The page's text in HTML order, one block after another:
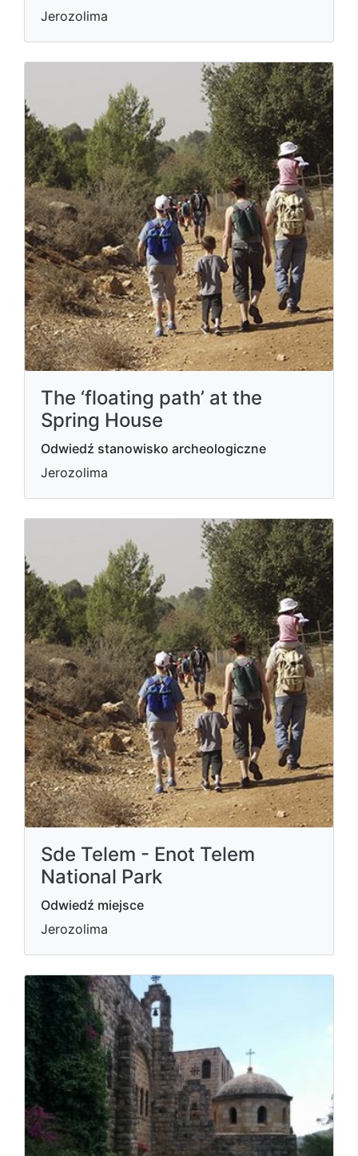
Jerozolima
The ‘floating path’ at the
Spring House
Odwiedź stanowisko archeologiczne
Jerozolima
Sde Telem - Enot Telem
National Park
Odwiedź miejsce
Jerozolima